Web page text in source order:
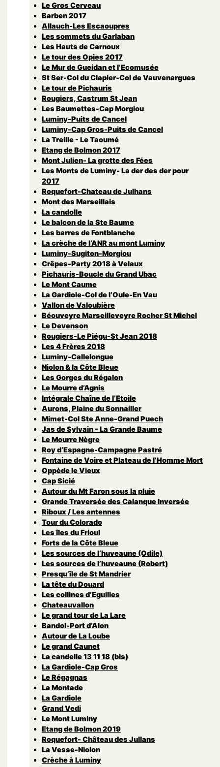
Le Gros Cerveau
Barben 2017
Allauch-Les Escaoupres
Les sommets du Garlaban
Les Hauts de Carnoux
Le tour des Opies 2017
Le Mur de Gueidan et l’Ecomusée
St Ser-Col du Clapier-Col de Vauvenargues
Le tour de Pichauris
Rougiers, Castrum St Jean
Les Baumettes-Cap Morgiou
Luminy-Puits de Cancel
Luminy-Cap Gros-Puits de Cancel
La Treille - Le Taoumé
Etang de Bolmon 2017
Mont Julien- La grotte des Fées
Les Monts de Luminy- La der des der pour
2017
Roquefort-Chateau de Julhans
Mont des Marseillais
La candolle
Le balcon de la Ste Baume
Les barres de Fontblanche
La crèche de l’ANR au mont Luminy
Luminy-Sugiton-Morgiou
Crêpes-Party 2018 à Velaux
Pichauris-Boucle du Grand Ubac
Le Mont Caume
La Gardiole-Col de l’Oule-En Vau
Vallon de Valoubière
Béouveyre Marseilleveyre Rocher St Michel
Le Devenson
Rougiers-Le Piégu-St Jean 2018
Les 4 Frères 2018
Luminy-Callelongue
Niolon & la Côte Bleue
Les Gorges du Régalon
Le Mourre d’Agnis
Intégrale Chaîne de l’Etoile
Aurons, Plaine du Sonnailler
Mimet-Col Ste Anne-Grand Puech
Jas de Sylvain - La Grande Baume
Le Mourre Nègre
Roy d’Espagne-Campagne Pastré
Fontaine de Voire et Plateau de l’Homme Mort
Oppède le Vieux
Cap Sicié
Autour du Mt Faron sous la pluie
Grande Traversée des Calanque Inversée
Riboux / Les antennes
Tour du Colorado
Les îles du Frioul
Forts de la Côte Bleue
Les sources de l’huveaune (Odile)
Les sources de l’huveaune (Robert)
Presqu’île de St Mandrier
La tête du Douard
Les collines d’Eguilles
Chateauvallon
Le grand tour de La Lare
Bandol-Port d’Alon
Autour de La Loube
Le grand Caunet
La candelle 13 11 18 (bis)
La Gardiole-Cap Gros
Le Régagnas
La Montade
La Gardiole
Grand Vedi
Le Mont Luminy
Etang de Bolmon 2019
Roquefort- Château des Jullans
La Vesse-Niolon
Crèche à Luminy